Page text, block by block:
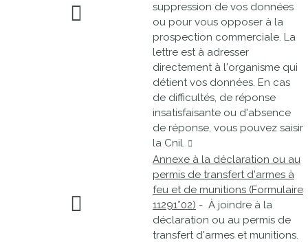
suppression de vos données
ou pour vous opposer à la
prospection commerciale. La
lettre est à adresser
directement à l'organisme qui
détient vos données. En cas
de difficultés, de réponse
insatisfaisante ou d'absence
de réponse, vous pouvez saisir
la Cnil.
Annexe à la déclaration ou au
permis de transfert d'armes à
feu et de munitions (Formulaire
11291*02) - À joindre à la
déclaration ou au permis de
transfert d'armes et munitions.